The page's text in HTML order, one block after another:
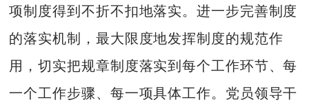
项制度得到不折不扣地落实。进一步完善制度
的落实机制，最大限度地发挥制度的规范作
用，切实把规章制度落实到每个工作环节、每
一个工作步骤、每一项具体工作。党员领导干